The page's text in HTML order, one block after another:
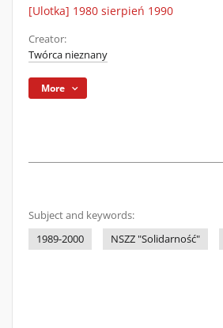
[Ulotka] 1980 sierpień 1990
Creator:
Twórca nieznany
More
Subject and keywords:
1989-2000
NSZZ "Solidarność"